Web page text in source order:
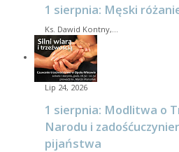
1 sierpnia: Męski
Ks. Dawid Kontny,…
Lip 24, 2026
1 sierpnia: Modlitwa o
Narodu i
pijaństwa